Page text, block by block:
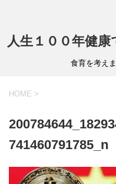
人生１００年健
食育を考え
HOME >
741460791785_n